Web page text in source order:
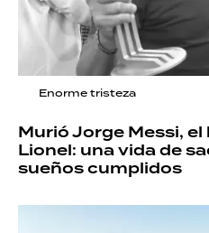
Enorme tristeza
Murió Jorge Messi,
Lionel: una vida de
sueños cumplidos